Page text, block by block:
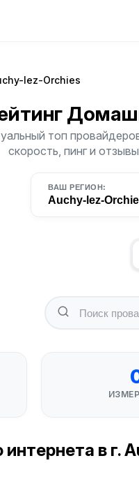
lez-Orchies
топ
скорость, пинг и
ВАШ РЕГИОН:
Auchy-lez-
в г.